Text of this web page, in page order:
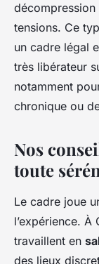
tensions. Ce
un cadre légal
très libérateur
notamment
chronique ou
Nos
toute
Le cadre joue
l’expérience.
travaillent en
des lieux